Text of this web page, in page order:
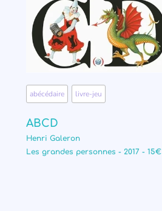
abécédaire livre-jeu
ABCD
Henri Galeron
Les grandes personnes - 2017 - 15€